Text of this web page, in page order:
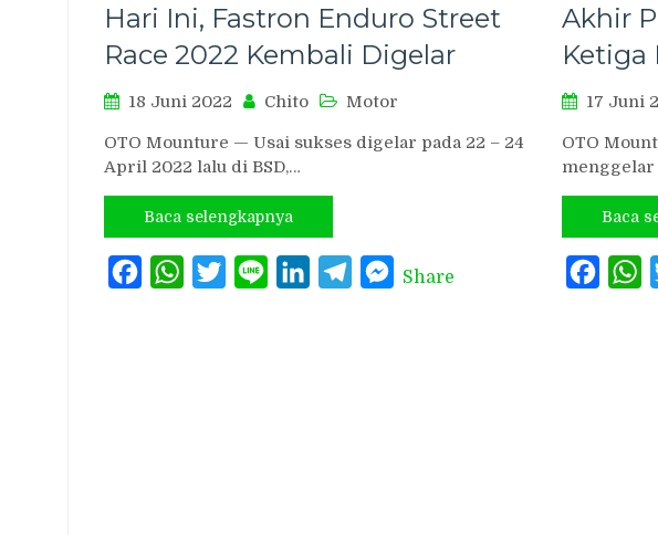
Hari Ini, Fastron Enduro Street
Race 2022 Kembali Digelar
18 Juni 2022 Chito Motor
OTO Mounture — Usai sukses digelar pada 22 – 24
April 2022 lalu di BSD,…
Baca selengkapnya
FacebookWhatsAppTwitterLine LinkedInTelegramMessenger
Share
Akhir
Ketiga
17 Juni
OTO
Baca